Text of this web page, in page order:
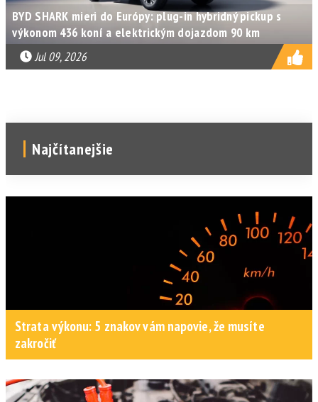
BYD SHARK mieri do Európy: plug-in hybridný pickup s
výkonom 436 koní a elektrickým dojazdom 90 km
Jul 09, 2026
Najčítanejšie
Strata výkonu: 5 znakov vám napovie, že musíte
zakročiť